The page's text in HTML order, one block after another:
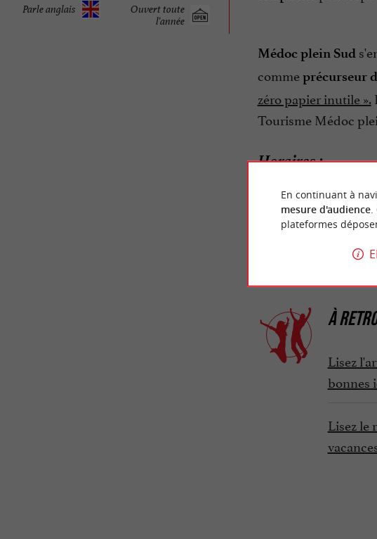
Ouvert toute
l'année
Parle anglais
Médoc plein Sud
commeprécurseur
zéro papier inutile ».
Tourisme Médoc
Horaires :
Avril / Mai /
Océan.
Juillet / Août :
week-ends au
À
Lisez
bonnes
Lisez le
En continuant à
mesure d'audience.
plateformes